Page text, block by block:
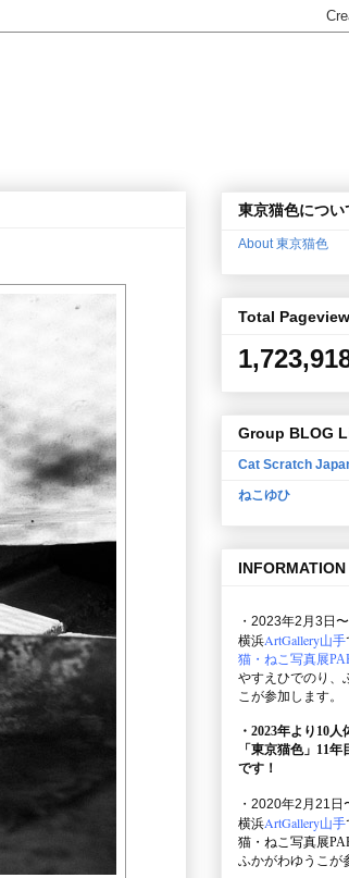
東京猫色につい
About 東京猫色
Total
Group BLOG
Cat Scratch
ねこゆひ
INFORMATION
・2023年2月3日
横浜ArtGallery山手
猫・ねこ写真展
やすえひでのり、
こが参加します。
・2023年より10
「東京猫色」 11年
です！
・2020年2月21日
横浜ArtGallery山手
猫・ねこ写真展
ふかがわゆうこが